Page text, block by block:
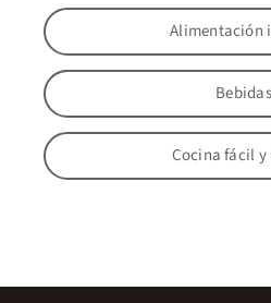
Alimentación
Bebidas
Cocina fácil y